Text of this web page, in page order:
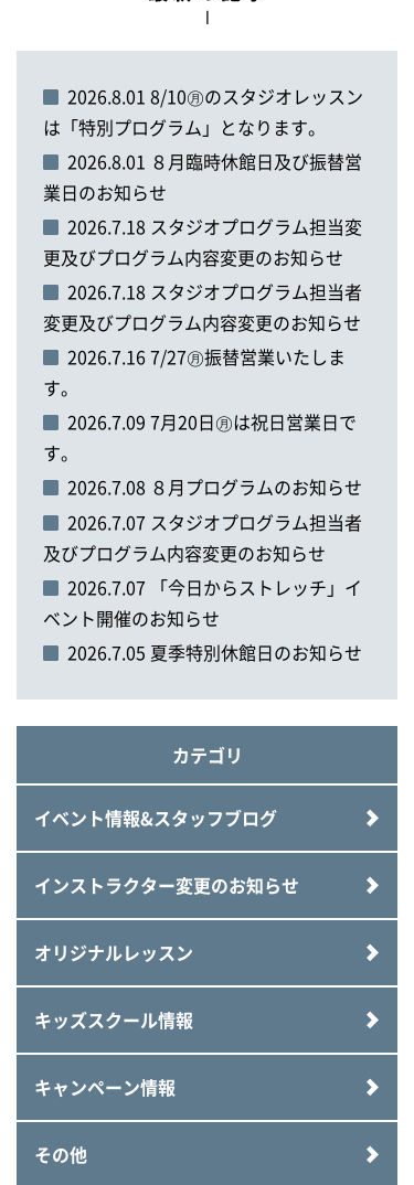
2026.8.01 8/10㊊のスタジオレッスン
は「特別プログラム」となります。
2026.8.01 ８月臨時休館日及び振替営
業日のお知らせ
2026.7.18 スタジオプログラム担当変
更及びプログラム内容変更のお知らせ
2026.7.18 スタジオプログラム担当者
変更及びプログラム内容変更のお知らせ
2026.7.16 7/27㊊振替営業いたしま
す。
2026.7.09 7月20日㊊は祝日営業日で
す。
2026.7.08 ８月プログラムのお知らせ
2026.7.07 スタジオプログラム担当者
及びプログラム内容変更のお知らせ
2026.7.07 「今日からストレッチ」イ
ベント開催のお知らせ
2026.7.05 夏季特別休館日のお知らせ
カテゴリ
イベント情報&スタッフブログ
インストラクター変更のお知らせ
オリジナルレッスン
キッズスクール情報
キャンペーン情報
その他